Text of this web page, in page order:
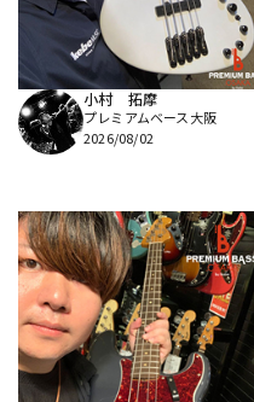
小村 拓摩
プレミアムベース大阪
2026/08/02